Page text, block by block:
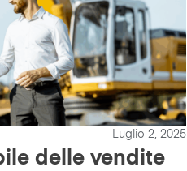
Luglio 2, 2025
delle vendite